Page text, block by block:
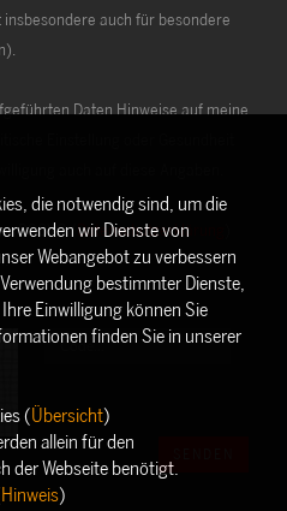
auch für besondere
Daten Hinweise auf meine
Einstellung oder Gesundheit
DSGVO ( Datenschutzerklärung
die notwendig sind, um die
wir Dienste von
Webangebot zu verbessern
bestimmter Dienste,
Einwilligung können Sie
finden Sie in unserer
(Übersicht)
allein für den
der Webseite benötigt.
Hinweis)